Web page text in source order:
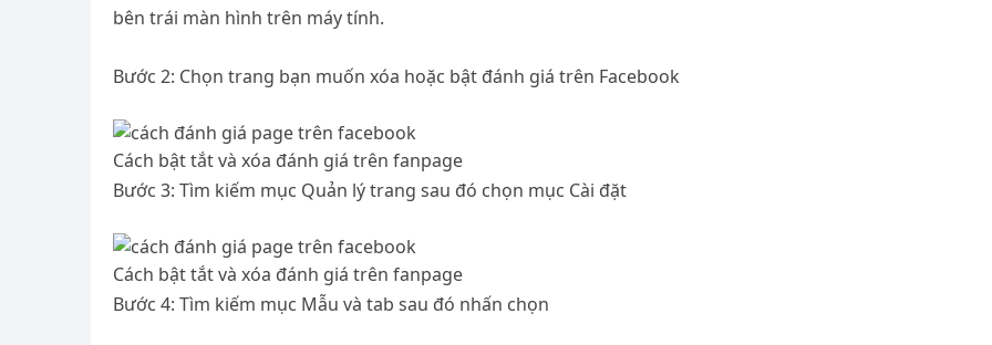
bên trái màn hình trên máy tính.
Bước 2: Chọn trang bạn muốn xóa hoặc bật đánh giá trên Facebook
Cách bật tắt và xóa đánh giá trên fanpage
Bước 3: Tìm kiếm mục Quản lý trang sau đó chọn mục Cài đặt
Cách bật tắt và xóa đánh giá trên fanpage
Bước 4: Tìm kiếm mục Mẫu và tab sau đó nhấn chọn